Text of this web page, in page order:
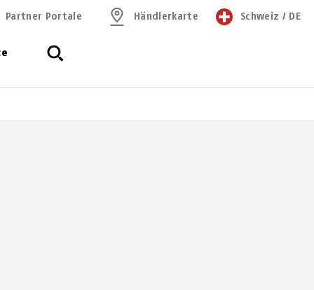
Partner Portale Händlerkarte Schweiz / DE